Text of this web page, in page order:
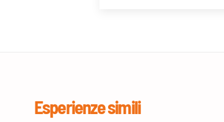
Esperienze simili